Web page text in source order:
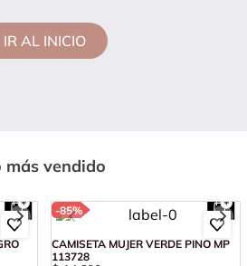
IR AL INICIO
más vendido
-85%
CAMISETA MUJER VERDE PINO MP
113728